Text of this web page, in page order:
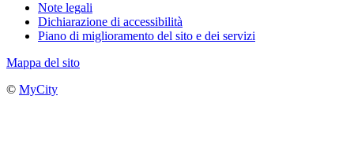
Note legali
Dichiarazione di accessibilità
Piano di miglioramento del sito e dei servizi
Mappa del sito
© MyCity